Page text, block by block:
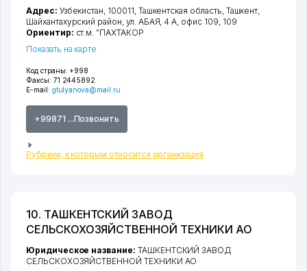
Код страны: +998
Факсы: 71 2445892
E-mail: gtulyanova@mail.ru
+99871 ...Позвонить
Рубрики, к которым относится организация
Адрес: Узбекистан, 100011, Ташкентская область Ташкент
Шайхантахурский район ул. АБАЯ , 4 А, офис 109, 109
Ориентир: ст.м. "ПАХТАКОР
Показать на карте
10. ТАШКЕНТСКИЙ ЗАВОД
СЕЛЬСКОХОЗЯЙСТВЕННОЙ ТЕХНИКИ АО
Юридическое название: ТАШКЕНТСКИЙ ЗАВОД
СЕЛЬСКОХОЗЯЙСТВЕННОЙ ТЕХНИКИ АО